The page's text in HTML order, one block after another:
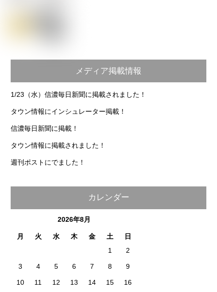
メディア掲載情報
1/23（水）信濃毎日新聞に掲載されました！
タウン情報にインシュレーター掲載！
信濃毎日新聞に掲載！
タウン情報に掲載されました！
週刊ポストにでました！
カレンダー
2026年8月
月 火 水 木 金 土
日
1
2
3 4 5 6 7 8 9
10 11 12 13 14 15 16